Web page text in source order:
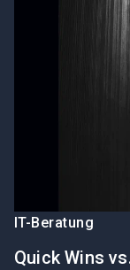
IT-Beratung
Quick Wins